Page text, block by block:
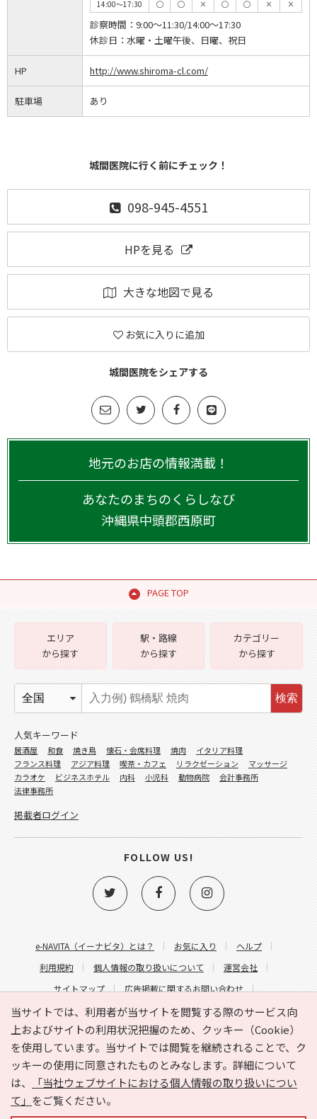
14:00～17:30
◯ ◯ × ◯ ◯ × ×
診察時間： 9:00～11:30/14:00～17:30
休診日： 水曜・土曜午後、日曜、祝日
HP http://www.shiroma-cl.com/
駐車場 あり
城間医院に行く前にチェック！
098-945-4551
HPを見る
大きな地図で見る
お気に入りに追加
城間医院をシェアする
地元のお店の情報満載！
あなたのまちのくらしなび
沖縄県中頭郡西原町
PAGE TOP
当サイトでは、利用者が当サイトを閲覧する際のサービス向
上およびサイトの利用状況把握のため、クッキー（Cookie）
を使用しています。当サイトでは閲覧を継続されることで、ク
ッキーの使用に同意されたものとみなします。詳細について
は、
「当社ウェブサイトにおける個人情報の取り扱いについ
て」 をご覧ください。
e-NAVITA（イーナビタ）とは？ お気に入り
ヘルプ
利用規約
個人情報の取り扱いについて
運営会社
サイトマップ
広告掲載に関するお問い合わせ
サイトの内容に関するお問い合わせ
エリア
から探す
駅・路線
から探す
カテゴリー
から探す
検索
人気キーワード
居酒屋 和食 焼き鳥 懐石・会席料理 焼肉
イタリア料理
フランス料理
アジア料理 喫茶・カフェ リラクゼーション
マッサージ
カラオケ
ビジネスホテル 内科 小児科 動物病院
会計事務所
法律事務所
掲載者ログイン
FOLLOW US!
Copyright © HYOJITO.Co.,Ltd. All Rights Reserved.